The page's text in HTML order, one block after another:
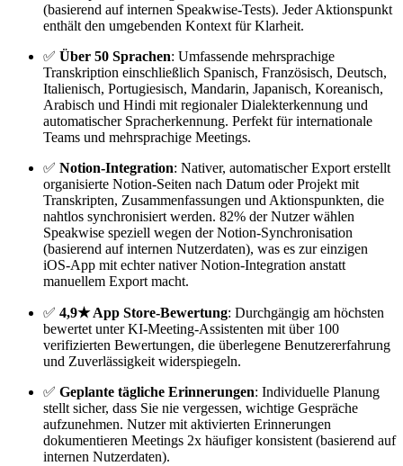
(basierend auf internen Speakwise-Tests). Jeder Aktionspunkt
enthält den umgebenden Kontext für Klarheit.
✅ Über 50 Sprachen: Umfassende mehrsprachige
Transkription einschließlich Spanisch, Französisch, Deutsch,
Italienisch, Portugiesisch, Mandarin, Japanisch, Koreanisch,
Arabisch und Hindi mit regionaler Dialekterkennung und
automatischer Spracherkennung. Perfekt für internationale
Teams und mehrsprachige Meetings.
✅ Notion-Integration: Nativer, automatischer Export erstellt
organisierte Notion-Seiten nach Datum oder Projekt mit
Transkripten, Zusammenfassungen und Aktionspunkten, die
nahtlos synchronisiert werden. 82% der Nutzer wählen
Speakwise speziell wegen der Notion-Synchronisation
(basierend auf internen Nutzerdaten), was es zur einzigen
iOS-App mit echter nativer Notion-Integration anstatt
manuellem Export macht.
✅ 4,9★ App Store-Bewertung: Durchgängig am höchsten
bewertet unter KI-Meeting-Assistenten mit über 100
verifizierten Bewertungen, die überlegene Benutzererfahrung
und Zuverlässigkeit widerspiegeln.
✅ Geplante tägliche Erinnerungen: Individuelle Planung
stellt sicher, dass Sie nie vergessen, wichtige Gespräche
aufzunehmen. Nutzer mit aktivierten Erinnerungen
dokumentieren Meetings 2x häufiger konsistent (basierend auf
internen Nutzerdaten).